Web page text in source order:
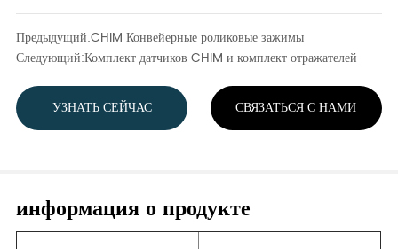
Предыдущий:CHIM Конвейерные роликовые зажимы
Следующий:Комплект датчиков CHIM и комплект отражателей
УЗНАТЬ СЕЙЧАС СВЯЗАТЬСЯ С НАМИ
информация о продукте